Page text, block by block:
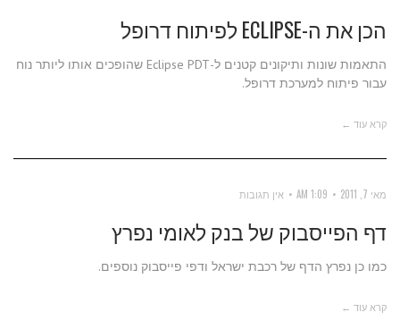
הכן את ה-ECLIPSE לפיתוח דרופל
התאמות שונות ותיקונים קטנים ל-Eclipse PDT שהופכים אותו ליותר נוח
עבור פיתוח למערכת דרופל.
קרא עוד ←
מאי 7, 2011 1:09 AM אין תגובות
דף הפייסבוק של בנק לאומי נפרץ
כמו כן נפרץ הדף של רכבת ישראל ודפי פייסבוק נוספים.
קרא עוד ←